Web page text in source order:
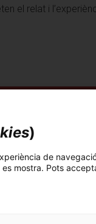
el relat i
o
)
de
mostra. Pots